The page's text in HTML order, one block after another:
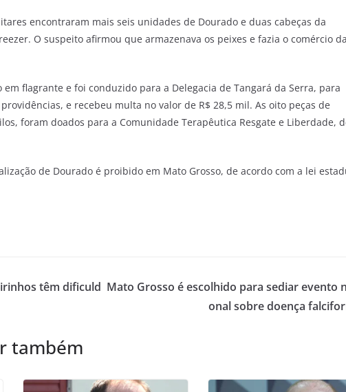
encontraram mais seis unidades de Dourado e duas cabeças da
O suspeito afirmou que armazenava os peixes e fazia o comércio
flagrante e foi conduzido para a Delegacia de Tangará da Serra, para
e recebeu multa no valor de R$ 28,5 mil. As oito peças de
foram doados para a Comunidade Terapêutica Resgate e Liberdade,
de Dourado é proibido em Mato Grosso, de acordo com a lei
têm dificuld Mato Grosso é escolhido para sediar evento
onal sobre doença
também